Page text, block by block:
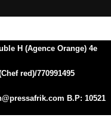
H (Agence Orange) 4e
red)/770991495
B.P: 10521